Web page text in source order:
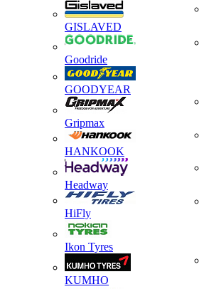
GISLAVED
Goodride
GOODYEAR
Gripmax
HANKOOK
Headway
HiFly
Ikon Tyres
KUMHO